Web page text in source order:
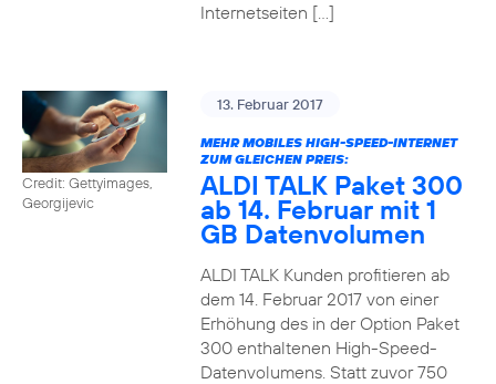
Internetseiten […]
Credit: Gettyimages,
Georgijevic
13. Februar 2017
MEHR MOBILES HIGH-SPEED-INTERNET
ZUM GLEICHEN PREIS:
ALDI TALK Paket 300
ab 14. Februar mit 1
GB Datenvolumen
ALDI TALK Kunden profitieren ab
dem 14. Februar 2017 von einer
Erhöhung des in der Option Paket
300 enthaltenen High-Speed-
Datenvolumens. Statt zuvor 750